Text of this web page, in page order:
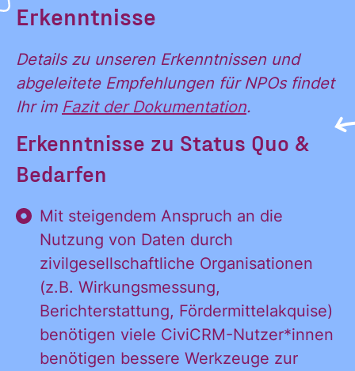
Erkenntnisse
Details zu unseren Erkenntnissen und
abgeleitete Empfehlungen für NPOs findet
Ihr im Fazit der Dokumentation.
Erkenntnisse zu Status Quo &
Bedarfen
Mit steigendem Anspruch an die
Nutzung von Daten durch
zivilgesellschaftliche Organisationen
(z.B. Wirkungsmessung,
Berichterstattung, Fördermittelakquise)
benötigen viele CiviCRM-Nutzer*innen
benötigen bessere Werkzeuge zur